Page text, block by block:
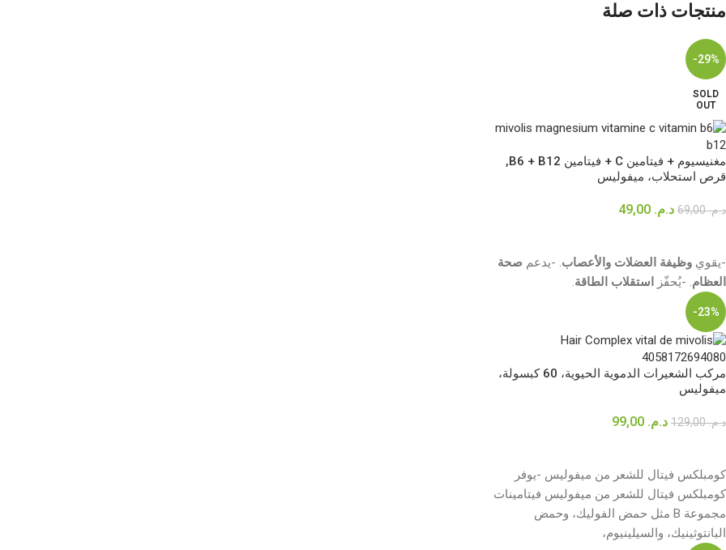
منتجات ذات صلة
-29%
SOLD
OUT
مغنيسيوم + فيتامين C + فيتامين B6 + B12,
قرص استحلاب، ميفوليس
د.م.69,00 د.م.
-يقوي وظيفة العضلات والأعصاب. -يدعم صحة
العظام. -يُحفّز استقلاب الطاقة.
-23%
مركب الشعيرات الدموية الحيوية، 60 كبسولة،
ميفوليس
د.م.129,00 د.م.
كومبلكس فيتال للشعر من ميفوليس -يوفر
كومبلكس فيتال للشعر من ميفوليس فيتامينات
مجموعة B مثل حمض الفوليك، وحمض
البانتوثينيك، والسيلينيوم،